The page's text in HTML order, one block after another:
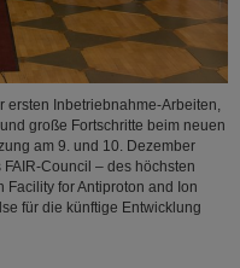
ersten Inbetriebnahme-Arbeiten,
große Fortschritte beim neuen
am 9. und 10. Dezember
Council – des höchsten
for Antiproton and Ion
für die künftige Entwicklung